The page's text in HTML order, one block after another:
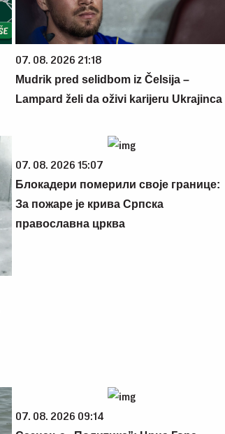
07. 08. 2026 21:18
Mudrik pred selidbom iz Čelsija –
Lampard želi da oživi karijeru Ukrajinca
07. 08. 2026 15:07
Блокадери померили своје границе:
За пожаре је крива Српска
православна црква
07. 08. 2026 09:14